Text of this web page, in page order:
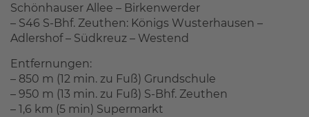
Schönhauser Allee – Birkenwerder
– S46 S-Bhf. Zeuthen: Königs Wusterhausen –
Adlershof – Südkreuz – Westend
Entfernungen:
– 850 m (12 min. zu Fuß) Grundschule
– 950 m (13 min. zu Fuß) S-Bhf. Zeuthen
– 1,6 km (5 min) Supermarkt